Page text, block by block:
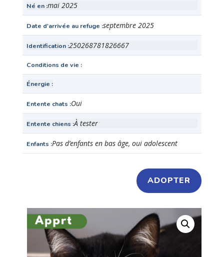
Né en mai 2025
Date d'arrivée au refuge septembre 2025
Identification 250268781826667
Conditions de vie
Énergie
Entente chats Oui
Entente chiens À tester
Enfants Pas d’enfants en bas âge, oui adolescent
ADOPTER